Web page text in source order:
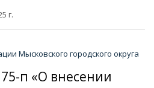
г.
Мысковского городского округа
п «О внесении